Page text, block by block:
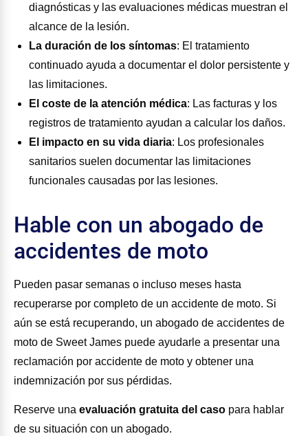
diagnósticas y las evaluaciones médicas muestran el
alcance de la lesión.
La duración de los síntomas: El tratamiento
continuado ayuda a documentar el dolor persistente y
las limitaciones.
El coste de la atención médica: Las facturas y los
registros de tratamiento ayudan a calcular los daños.
El impacto en su vida diaria: Los profesionales
sanitarios suelen documentar las limitaciones
funcionales causadas por las lesiones.
Hable con un abogado de
accidentes de moto
Pueden pasar semanas o incluso meses hasta
recuperarse por completo de un accidente de moto. Si
aún se está recuperando, un abogado de accidentes de
moto de Sweet James puede ayudarle a presentar una
reclamación por accidente de moto y obtener una
indemnización por sus pérdidas.
Reserve una evaluación gratuita del caso para hablar
de su situación con un abogado.